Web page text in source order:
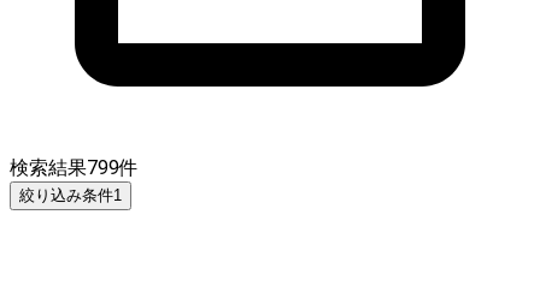
検索結果799件
絞り込み条件1